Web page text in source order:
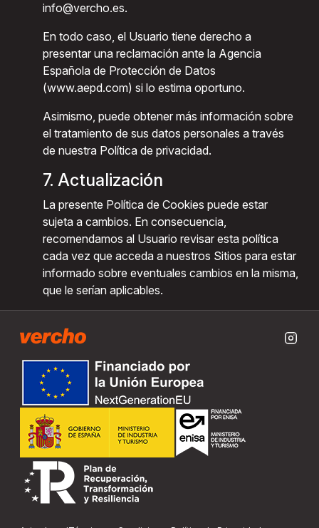
info@vercho.es.
En todo caso, el Usuario tiene derecho a
presentar una reclamación ante la Agencia
Española de Protección de Datos
(www.aepd.com) si lo estima oportuno.
Asimismo, puede obtener más información sobre
el tratamiento de sus datos personales a través
de nuestra Política de privacidad.
7. Actualización
La presente Política de Cookies puede estar
sujeta a cambios. En consecuencia,
recomendamos al Usuario revisar esta política
cada vez que acceda a nuestros Sitios para estar
informado sobre eventuales cambios en la misma,
que le serían aplicables.